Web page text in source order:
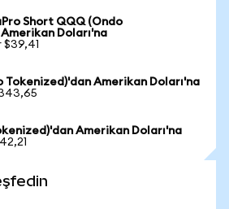
Short QQQ (Ondo
Doları'na
Tokenized)'dan Amerikan Doları'na
Amerikan Doları'na